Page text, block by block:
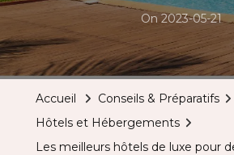
On2023-05-21
Accueil
Conseils & Préparatifs
Hôtels et Hébergements
Les meilleurs hôtels de luxe pour